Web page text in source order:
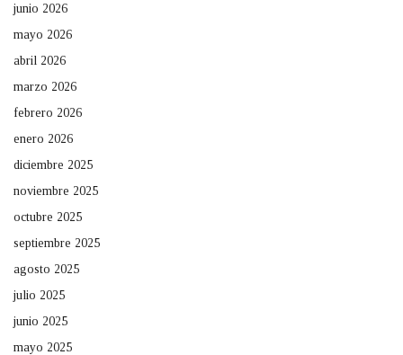
junio 2026
mayo 2026
abril 2026
marzo 2026
febrero 2026
enero 2026
diciembre 2025
noviembre 2025
octubre 2025
septiembre 2025
agosto 2025
julio 2025
junio 2025
mayo 2025